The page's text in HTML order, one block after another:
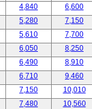
4,840
6,600
5,280
7,150
5,610
7,700
6,050
8,250
6,490
8,910
6,710
9,460
7,150
10,010
7,480 10,560